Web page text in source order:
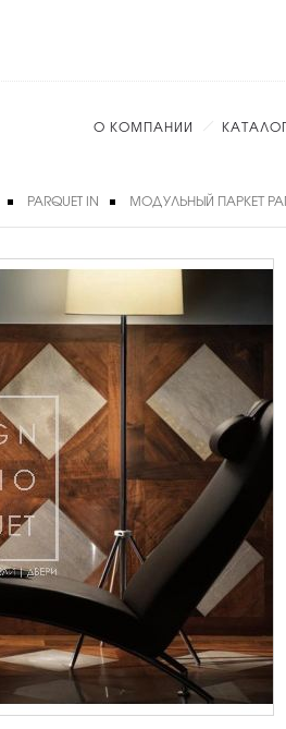
О КОМПАНИИ
PARQUET IN МОДУЛЬНЫЙ ПАРКЕТ